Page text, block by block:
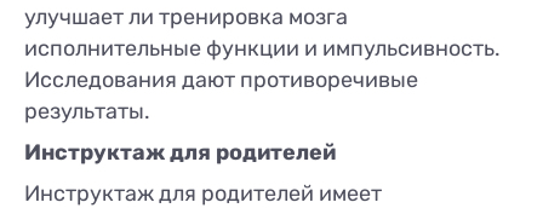
улучшает ли тренировка мозга
исполнительные функции и импульсивность.
Исследования дают противоречивые
результаты.
Инструктаж для родителей
Инструктаж для родителей имеет